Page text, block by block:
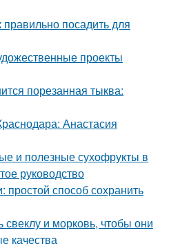
посадить для
проекты
порезанная тыква:
Анастасия
и полезные сухофрукты в
руководство
способ сохранить
свеклу и морковь, чтобы они
качества